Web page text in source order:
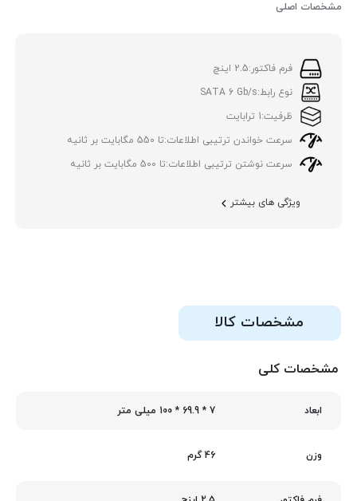
مشخصات اصلی
فرم فاکتور:2.5 اینچ
نوع رابط:SATA 6 Gb/s
ظرفیت:1 ترابایت
سرعت خواندن ترتیبی اطلاعات:تا 550 مگابایت بر ثانیه
سرعت نوشتن ترتیبی اطلاعات:تا 500 مگابایت بر ثانیه
ویژگی های بیشتر
مشخصات کالا
مشخصات کلی
ابعاد 7 * 69.9 * 100 میلی متر
وزن 46 گرم